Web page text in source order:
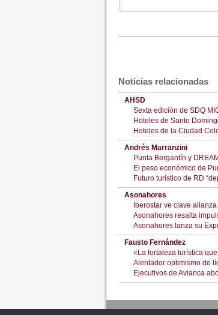
Noticias relacionadas
AHSD
Sexta edición de SDQ
Hoteles de Santo
Hoteles de la Ciudad
Andrés Marranzini
Punta Bergantín y
El peso económico de
Futuro turístico de RD
Asonahores
Iberostar ve clave
Asonahores resalta
Asonahores lanza su
Fausto Fernández
«La fortaleza turística
Alentador optimismo de
Ejecutivos de Avianca